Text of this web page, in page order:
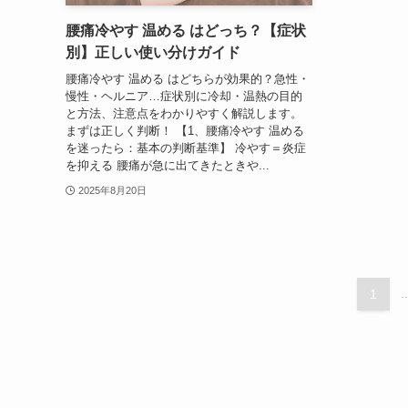
腰痛冷やす 温める はどっち？【症状
別】正しい使い分けガイド
腰痛冷やす 温める はどちらが効果的？急性・
慢性・ヘルニア…症状別に冷却・温熱の目的
と方法、注意点をわかりやすく解説します。
まずは正しく判断！ 【1、腰痛冷やす 温める
を迷ったら：基本の判断基準】 冷やす＝炎症
を抑える 腰痛が急に出てきたときや...
2025年8月20日
1